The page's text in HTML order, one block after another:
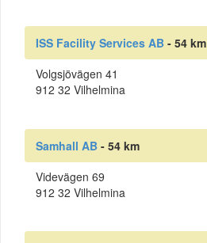
ISS Facility Services AB - 54 km
Volgsjövägen 41
912 32 Vilhelmina
Samhall AB - 54 km
Videvägen 69
912 32 Vilhelmina